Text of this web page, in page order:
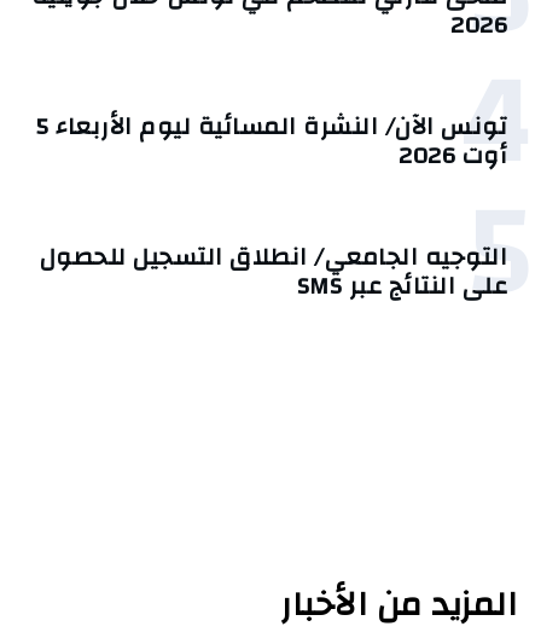
2026‎
4 تونس الآن/ النشرة المسائية ليوم الأربعاء 5
أوت 2026
5
التوجيه الجامعي/ انطلاق التسجيل للحصول
على النتائج عبر SMS
المزيد من الأخبار